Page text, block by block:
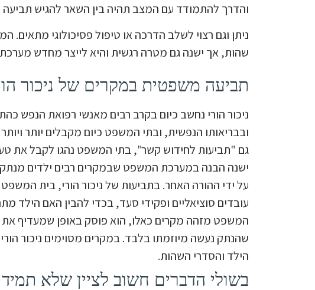
והדרך להתמודד עם המצב תהיה בין השאר להגיש
ניתן וגם רצוי לשלב הדרכה או טיפול פסיכולוגי
שהות, אך ישנה גם מטרה רגשית והיא לייצר מחדש מערכת
תביעה משפטית במקרים של ניכור
ניכור הורי נחשב כיום בקרב רבים מאנשי רפואת הנפש
ובבריאותו הנפשית, ובתי המשפט כיום מקבלים יותר
גם "תביעות לחידוש קשר", בתי המשפט נהגו לקבל את
ישנה הבנה במערכת המשפט שבמקרים רבים ילדים
על ידי ההורה האחר. בתביעות של ניכור הורי, בית המשפט
עובדים סוציאליים ופקידי סעד, בכדי להבין האם
המשפט מזהה מקרים כאלו, הוא פוסק באופן שמעדיף את
שהנתק נעשה מיוזמתו בלבד. במקרים מסוימים ניכור
הילד והסדרי השהות.
בשולי הדברים חשוב לציין שלא